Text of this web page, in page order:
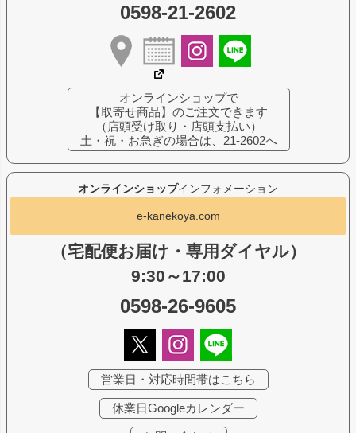
オンラインショップインフォメーション
e-kanekoya.com
（宅配便お届け・専用ダイヤル）
9:30～17:00
0598-26-9605
営業日・対応時間帯はこちら
休業日Googleカレンダー
0598-21-2602
オンラインショップで
【取寄せ商品】のご注文できます
（店頭受け取り・店頭支払い）
土・祝・お急ぎの場合は、21-2602へ